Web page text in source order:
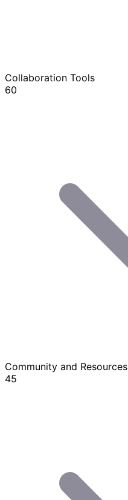
Collaboration Tools
60
Community and Resources
45